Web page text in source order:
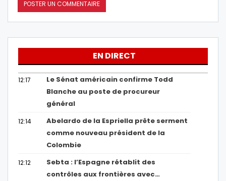
EN DIRECT
12:17
Le Sénat américain confirme Todd
Blanche au poste de procureur
général
12:14
Abelardo de la Espriella prête serment
comme nouveau président de la
Colombie
12:12
Sebta : l’Espagne rétablit des
contrôles aux frontières avec…